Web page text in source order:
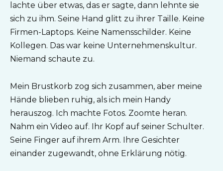
lachte über etwas, das er sagte, dann lehnte sie
sich zu ihm. Seine Hand glitt zu ihrer Taille. Keine
Firmen-Laptops. Keine Namensschilder. Keine
Kollegen. Das war keine Unternehmenskultur.
Niemand schaute zu.
Mein Brustkorb zog sich zusammen, aber meine
Hände blieben ruhig, als ich mein Handy
herauszog. Ich machte Fotos. Zoomte heran.
Nahm ein Video auf. Ihr Kopf auf seiner Schulter.
Seine Finger auf ihrem Arm. Ihre Gesichter
einander zugewandt, ohne Erklärung nötig.